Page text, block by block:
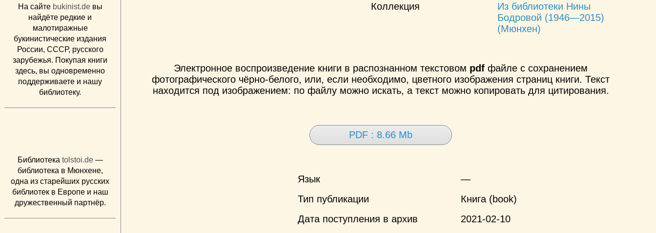
На сайте bukinist.deвы
найдёте редкие и
малотиражные
букинистические издания
России, СССР, русского
зарубежья. Покупая книги
здесь, вы одновременно
поддерживаете и нашу
библиотеку.
Библиотека tolstoi.de—
библиотека в Мюнхене,
одна из старейших русских
библиотек в Европе и наш
дружественный партнёр.
Коллекция
Из библиотеки Нины
Бодровой (1946—2015)
(Мюнхен)
Электронное воспроизведение книги в распознанном текстовом pdf файле с сохранением
фотографического чёрно-белого, или, если необходимо, цветного изображения страниц книги. Текст
находится под изображением: по файлу можно искать, а текст можно копировать для цитирования.
PDF : 8.66 Mb
Язык
—
Тип публикации
Книга (book)
Дата поступления в архив
2021-02-10